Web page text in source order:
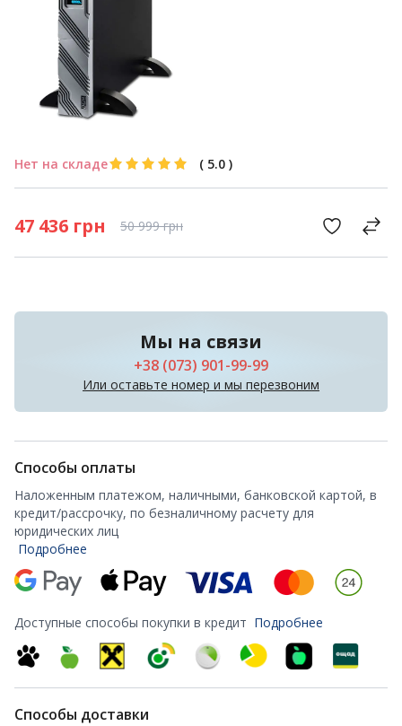
Нет на складе ( 5.0 )
47 436 грн 50 999грн
Мы на связи
+38 (073) 901-99-99
Или оставьте номер и мы перезвоним
Способы оплаты
Наложенным платежом, наличными, банковской картой, в
кредит/рассрочку, по безналичному расчету для
юридических лиц
Подробнее
Доступные способы покупки в кредит Подробнее
Способы доставки